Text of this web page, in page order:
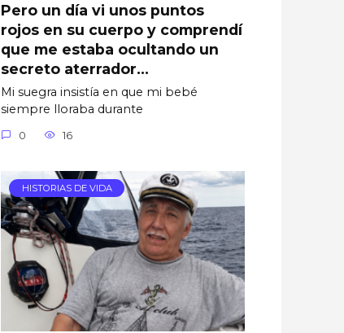
Pero un día vi unos puntos
rojos en su cuerpo y comprendí
que me estaba ocultando un
secreto aterrador…
Mi suegra insistía en que mi bebé
siempre lloraba durante
0 16
HISTORIAS DE VIDA